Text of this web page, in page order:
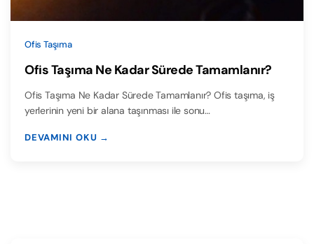
Ofis Taşıma
Ofis Taşıma Ne Kadar Sürede Tamamlanır?
Ofis Taşıma Ne Kadar Sürede Tamamlanır? Ofis taşıma, iş
yerlerinin yeni bir alana taşınması ile sonu…
DEVAMINI OKU →